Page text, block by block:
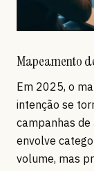
Mapeamento
Em 2025, o
intenção se
campanhas
envolve
volume, mas